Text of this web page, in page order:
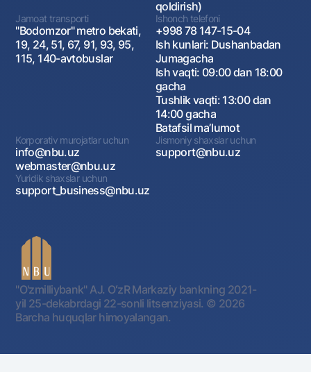
qoldirish)
Jamoat transporti
"Bodomzor" metro bekati,
19, 24, 51, 67, 91, 93, 95,
115, 140-avtobuslar
Ishonch telefoni
+998 78 147-15-04
Ish kunlari: Dushanbadan
Jumagacha
Ish vaqti: 09:00 dan 18:00
gacha
Tushlik vaqti: 13:00 dan
14:00 gacha
Batafsil maʼlumot
Korporativ murojatlar uchun
info@nbu.uz
webmaster@nbu.uz
Jismoniy shaxslar uchun
support@nbu.uz
Yuridik shaxslar uchun
support_business@nbu.uz
"O'zmilliybank" AJ. OʻzR Markaziy bankning 2021-
yil 25-dekabrdagi 22-sonli litsenziyasi. © 2026
Barcha huquqlar himoyalangan.